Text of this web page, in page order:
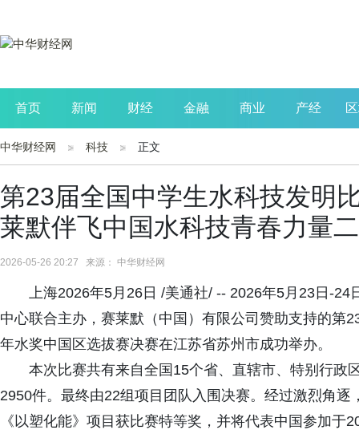
首页 新闻 财经 金融 商业 产经
公司 生活 读书
中华财经网 科技 正文
第23届全国中学生水科技发明
莱默伴飞中国水科技青春力量
2026-05-26 20:27 来源： 中华财经网
上海2026年5月26日 /美通社/ -- 2026年5月23日-
中心联合主办，赛莱默（中国）有限公司赞助支持的第
年水奖中国区选拔赛决赛在江苏省苏州市成功举办。
本次比赛共有来自全国15个省、直辖市、特别行政
2950件。最终由22组项目团队入围决赛。经过激烈角
《以塑化能》项目获比赛特等奖，并将代表中国参加